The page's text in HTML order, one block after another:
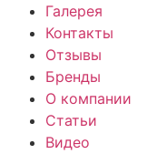
Галерея
Контакты
Отзывы
Бренды
О компании
Статьи
Видео